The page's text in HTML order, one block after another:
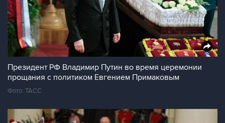
Президент РФ Владимир Путин во время церемонии
прощания с политиком Евгением Примаковым
Фото: ТАСС